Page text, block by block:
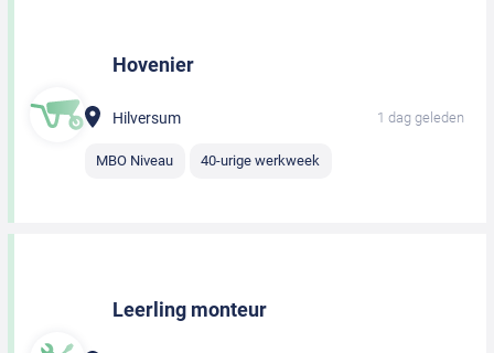
Hovenier
Hilversum 1 dag geleden
MBO Niveau 40-urige werkweek
Leerling monteur